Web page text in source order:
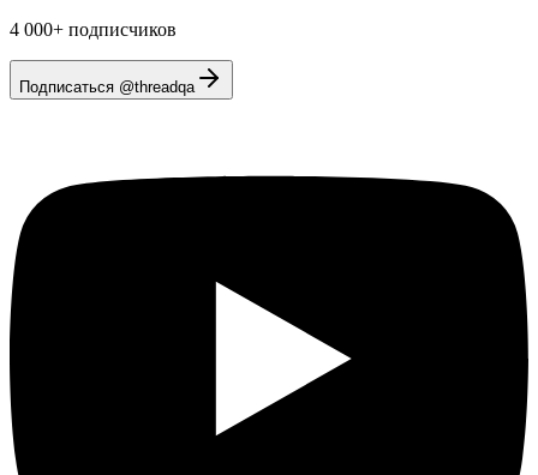
4 000+ подписчиков
Подписаться @threadqa